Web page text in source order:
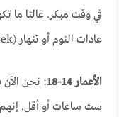
في وقت مبكر. غالبًا ما
عادات النوم أو تنهار (Simšek وزملاؤه، 2019).
الأعمار 14-18
: نحن الآن
ست ساعات أو أقل. إنهم